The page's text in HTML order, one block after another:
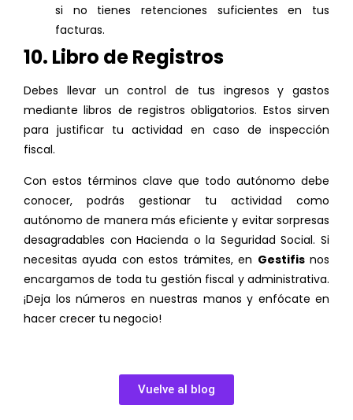
si no tienes retenciones suficientes en tus
facturas.
10. Libro de Registros
Debes llevar un control de tus ingresos y gastos
mediante libros de registros obligatorios. Estos sirven
para justificar tu actividad en caso de inspección
fiscal.
Con estos términos clave que todo autónomo debe
conocer, podrás gestionar tu actividad como
autónomo de manera más eficiente y evitar sorpresas
desagradables con Hacienda o la Seguridad Social. Si
necesitas ayuda con estos trámites, en Gestifisnos
encargamos de toda tu gestión fiscal y administrativa.
¡Deja los números en nuestras manos y enfócate en
hacer crecer tu negocio!
Vuelve al blog